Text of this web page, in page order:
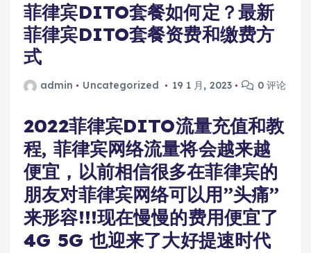
菲律宾DITO套餐如何定？最新
菲律宾DITO套餐资费和缴费方
式
admin Uncategorized 19 1 月, 2023 0 评论
2022菲律宾DITO流量充值和教
程, 菲律宾网络流量将会越来越
便宜，以前相信很多在菲律宾的
朋友对菲律宾网络可以用”头痛”
来形容!!!现在慢慢的费用便宜了
4G 5G 也迎来了大好提速时代